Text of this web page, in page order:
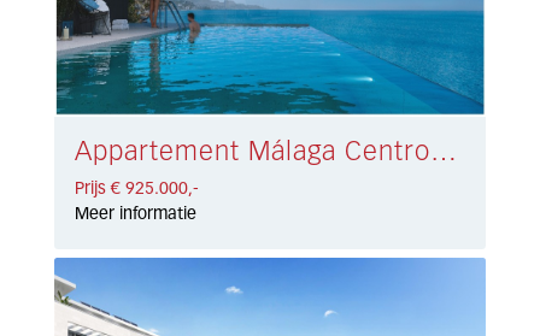
Appartement Málaga Centro € 925.000,-
Prijs € 925.000,-
Meer informatie